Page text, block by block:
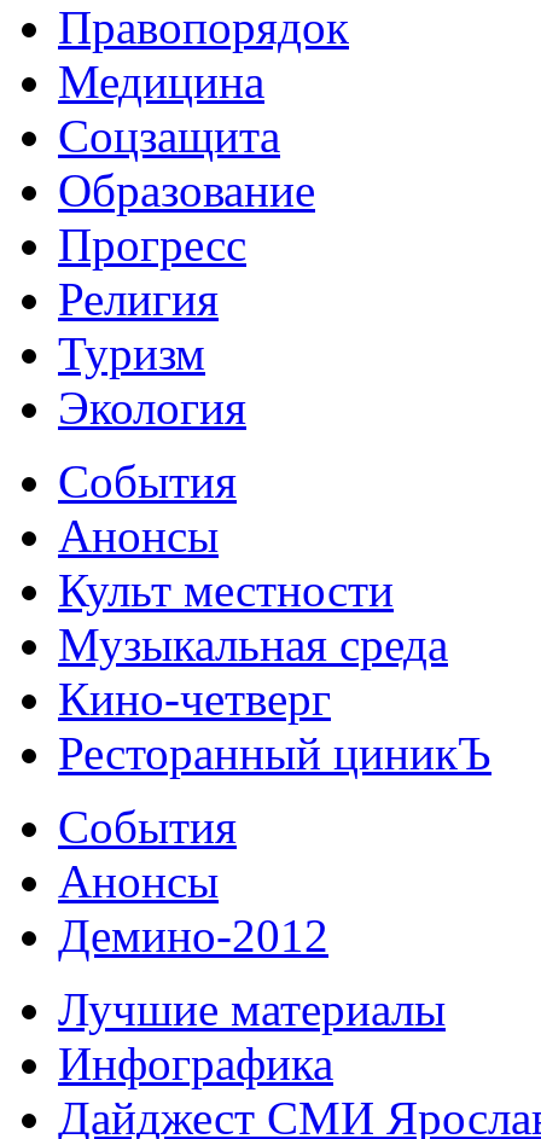
Правопорядок
Медицина
Соцзащита
Образование
Прогресс
Религия
Туризм
Экология
События
Анонсы
Культ местности
Музыкальная среда
Кино-четверг
Ресторанный циникЪ
События
Анонсы
Демино-2012
Лучшие материалы
Инфографика
Дайджест СМИ